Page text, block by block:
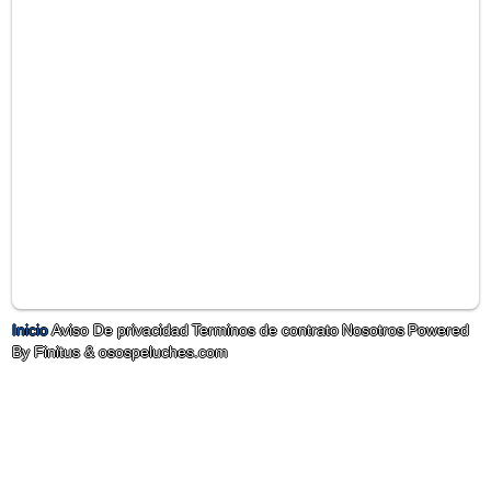
InicioAviso De privacidad Terminos de contratoNosotrosPowered
By Finitus & osospeluches.com